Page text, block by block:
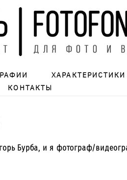
ХАРАКТЕРИСТИКИ
КОНТАКТЫ
Бурба, и я фотограф/